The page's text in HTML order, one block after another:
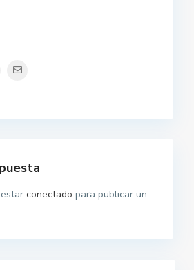
conectado para publicar un